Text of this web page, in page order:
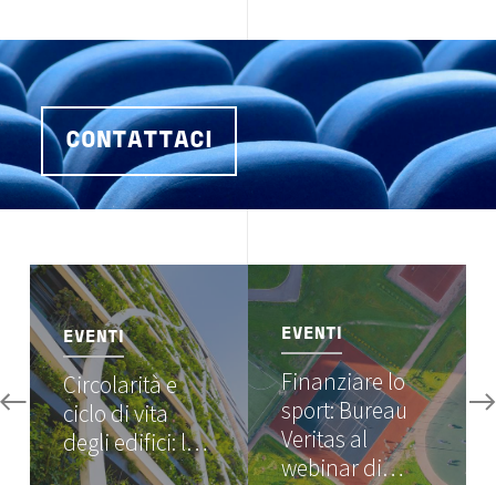
CONTATTACI
Image
EVENTI
Circolarità e
ciclo di vita
degli edifici: l…
Image
EVENTI
Finanziare lo
sport: Bureau
Veritas al
webinar di…